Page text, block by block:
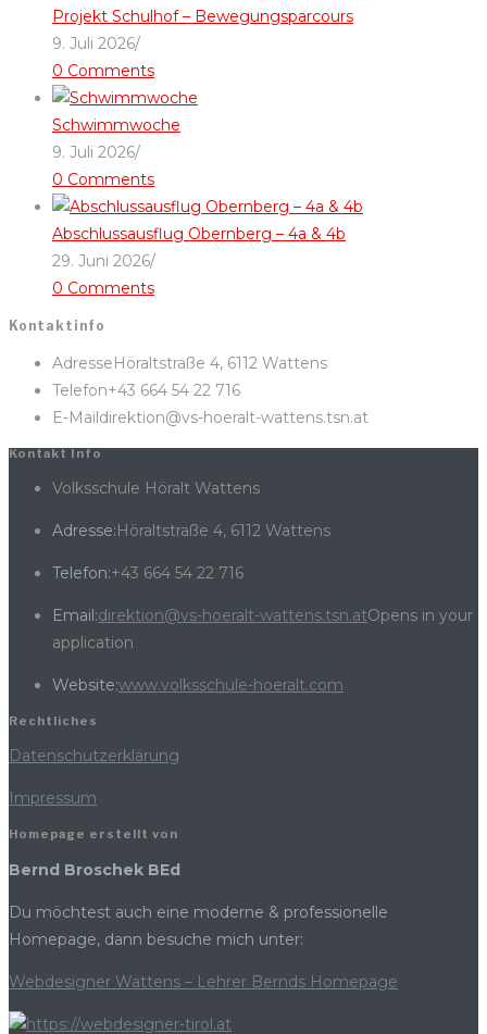
Projekt Schulhof – Bewegungsparcours
9. Juli 2026/
0 Comments
Schwimmwoche
9. Juli 2026/
0 Comments
Abschlussausflug Obernberg – 4a & 4b
29. Juni 2026/
0 Comments
Kontaktinfo
AdresseHöraltstraße 4, 6112 Wattens
Telefon+43 664 54 22 716
E-Maildirektion@vs-hoeralt-wattens.tsn.at
Kontakt Info
Volksschule Höralt Wattens
Adresse:Höraltstraße 4, 6112 Wattens
Telefon:+43 664 54 22 716
Email:direktion@vs-hoeralt-wattens.tsn.atOpens in your
application
Website:www.volksschule-hoeralt.com
Rechtliches
Datenschutzerklärung
Impressum
Homepage erstellt von
Bernd Broschek BEd
Du möchtest auch eine moderne & professionelle
Homepage, dann besuche mich unter:
Webdesigner Wattens – Lehrer Bernds Homepage